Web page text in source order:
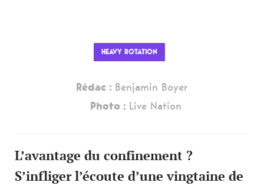
HEAVY ROTATION
Rédac : Benjamin Boyer
Photo : Live Nation
L’avantage du confinement ?
S’infliger l’écoute d’une vingtaine de